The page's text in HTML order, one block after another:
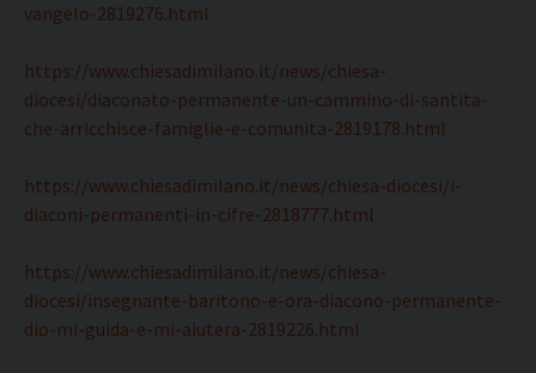
vangelo-2819276.html
https://www.chiesadimilano.it/news/chiesa-
diocesi/diaconato-permanente-un-cammino-di-santita-
che-arricchisce-famiglie-e-comunita-2819178.html
https://www.chiesadimilano.it/news/chiesa-diocesi/i-
diaconi-permanenti-in-cifre-2818777.html
https://www.chiesadimilano.it/news/chiesa-
diocesi/insegnante-baritono-e-ora-diacono-permanente-
dio-mi-guida-e-mi-aiutera-2819226.html